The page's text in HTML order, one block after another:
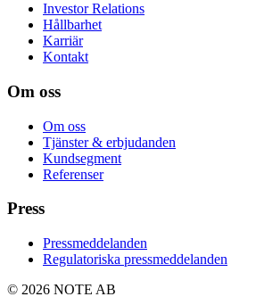
Investor Relations
Hållbarhet
Karriär
Kontakt
Om oss
Om oss
Tjänster & erbjudanden
Kundsegment
Referenser
Press
Pressmeddelanden
Regulatoriska pressmeddelanden
© 2026 NOTE AB